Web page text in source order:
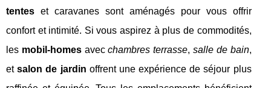
tentes et caravanes sont aménagés pour vous offrir
confort et intimité. Si vous aspirez à plus de commodités,
les mobil-homesavecchambres terrasse,salle de bain,
etsalon de jardin offrent une expérience de séjour plus